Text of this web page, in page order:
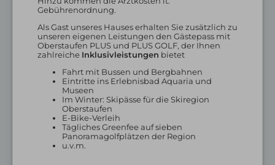
Gebührenordnung.
Als Gast unseres Hauses erhalten Sie zusätzlich zu
unseren eigenen Leistungen den Gästepass mit
Oberstaufen PLUS und PLUS GOLF, der Ihnen
zahlreiche Inklusivleistungen bietet
Fahrt mit Bussen und Bergbahnen
Eintritte ins Erlebnisbad Aquaria und
Museen
Im Winter: Skipässe für die Skiregion
Oberstaufen
E-Bike-Verleih
Tägliches Greenfee auf sieben
Panoramagolfplätzen der Region
u.v.m.